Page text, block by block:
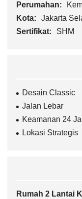
Perumahan:
Kota:
Jakarta
Sertifikat:
SHM
Desain Classic
Jalan Lebar
Keamanan 24
Lokasi Strategis
Rumah 2 Lantai